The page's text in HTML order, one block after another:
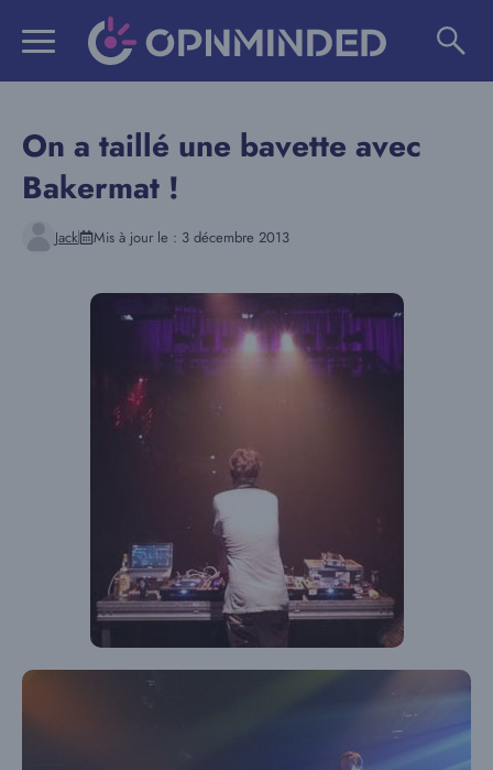
On a taillé une bavette avec
Bakermat !
Jack Mis à jour le : 3 décembre 2013